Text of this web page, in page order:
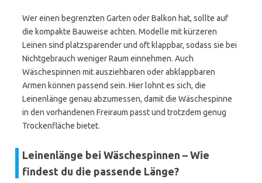
Wer einen begrenzten Garten oder Balkon hat, sollte auf
die kompakte Bauweise achten. Modelle mit kürzeren
Leinen sind platzsparender und oft klappbar, sodass sie bei
Nichtgebrauch weniger Raum einnehmen. Auch
Wäschespinnen mit ausziehbaren oder abklappbaren
Armen können passend sein. Hier lohnt es sich, die
Leinenlänge genau abzumessen, damit die Wäschespinne
in den vorhandenen Freiraum passt und trotzdem genug
Trockenfläche bietet.
Leinenlänge bei Wäschespinnen – Wie
findest du die passende Länge?